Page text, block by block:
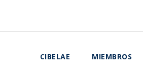
CIBELAE MIEMBROS